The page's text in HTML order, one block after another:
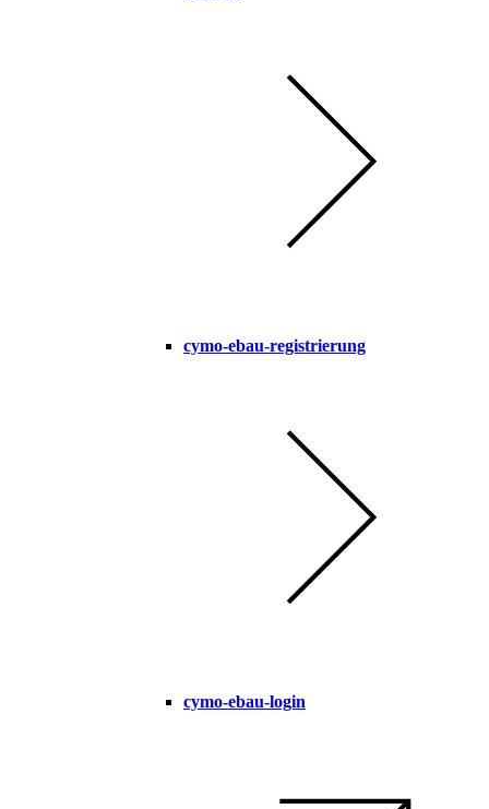
cymo-ebau-registrierung
cymo-ebau-login